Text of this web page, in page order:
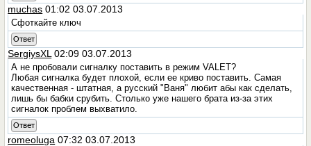
muchas 01:02 03.07.2013
Сфоткайте ключ
Ответ
SergiysXL 02:09 03.07.2013
А не пробовали сигналку поставить в режим VALET?
Любая сигналка будет плохой, если ее криво поставить. Самая
качественная - штатная, а русский "Ваня" любит абы как сделать,
лишь бы бабки срубить. Столько уже нашего брата из-за этих
сигналок проблем выхватило.
Ответ
romeoluga 07:32 03.07.2013